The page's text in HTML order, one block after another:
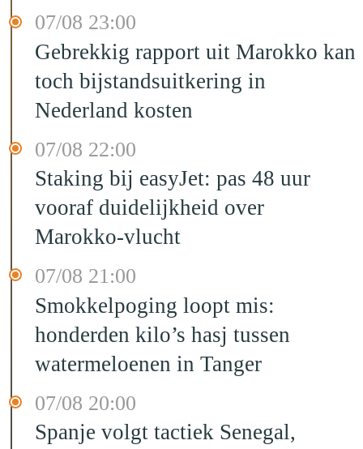
07/08 23:00
Gebrekkig rapport uit Marokko kan
toch bijstandsuitkering in
Nederland kosten
07/08 22:00
Staking bij easyJet: pas 48 uur
vooraf duidelijkheid over
Marokko-vlucht
07/08 21:00
Smokkelpoging loopt mis:
honderden kilo’s hasj tussen
watermeloenen in Tanger
07/08 20:00
Spanje volgt tactiek Senegal,